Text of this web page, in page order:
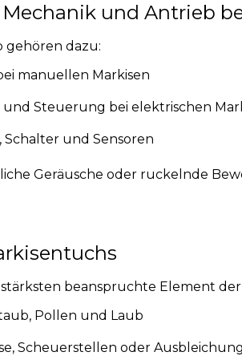
und Antrieb
gehören dazu:
manuellen Markisen
Steuerung bei elektrischen
und Sensoren
Geräusche oder ruckelnde
stärksten beanspruchte Element
Pollen und Laub
Scheuerstellen oder